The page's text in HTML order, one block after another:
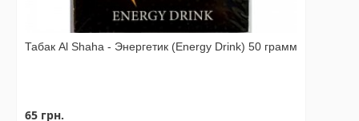
Табак Al Shaha - Энергетик (Energy Drink) 50 грамм
65 грн.